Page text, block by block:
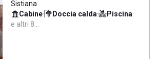
Sistiana
Cabine· Doccia calda· Piscina·
e altri 8…